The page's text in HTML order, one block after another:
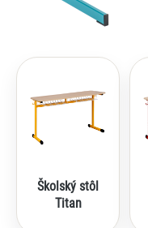
Školský stôl
Titan